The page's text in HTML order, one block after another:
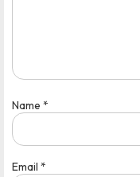
Name *
Email *